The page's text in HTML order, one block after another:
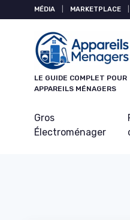
MÉDIA MARKETPLACE
LE GUIDE COMPLET POUR
APPAREILS MÉNAGERS
Gros
Électroménager
Panneau de gestion des